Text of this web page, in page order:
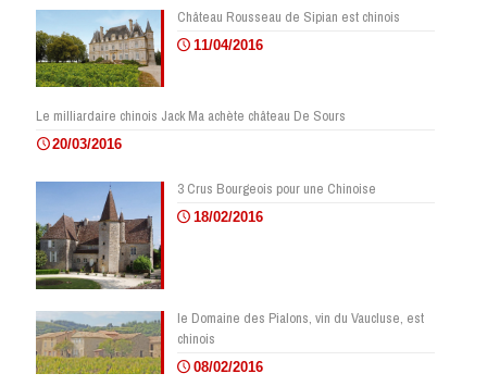
Château Rousseau de Sipian est chinois
11/04/2016
Le milliardaire chinois Jack Ma achète château De Sours
20/03/2016
3 Crus Bourgeois pour une Chinoise
18/02/2016
le Domaine des Pialons, vin du Vaucluse, est
chinois
08/02/2016